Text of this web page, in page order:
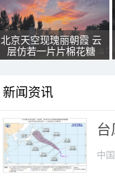
北京天空现瑰丽朝霞 云
层仿若一片片棉花糖
新闻资讯
台
中